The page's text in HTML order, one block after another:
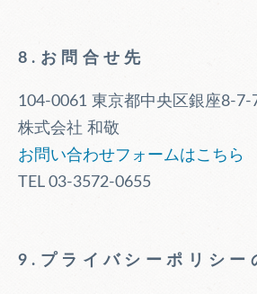
8.お問合せ先
104-0061 東京都中央区銀座8-7-
株式会社 和敬
お問い合わせフォームはこちら
TEL 03-3572-0655
9.プライバシーポリシー